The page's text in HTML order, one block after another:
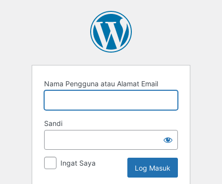
Nama Pengguna atau Alamat Email
Sandi
Ingat Saya